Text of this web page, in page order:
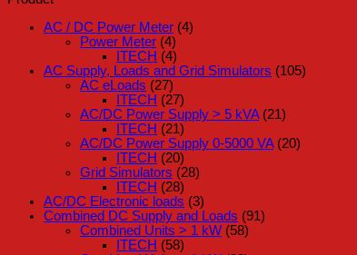
AC / DC Power Meter (4)
Power Meter (4)
ITECH (4)
AC Supply, Loads and Grid Simulators (105)
AC eLoads (27)
ITECH (27)
AC/DC Power Supply > 5 kVA (21)
ITECH (21)
AC/DC Power Supply 0-5000 VA (20)
ITECH (20)
Grid Simulators (28)
ITECH (28)
AC/DC Electronic loads (3)
Combined DC Supply and Loads (91)
Combined Units > 1 kW (58)
ITECH (58)